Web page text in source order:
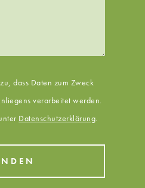
dass Daten zum Zweck
verarbeitet werden.
Datenschutzerklärung.